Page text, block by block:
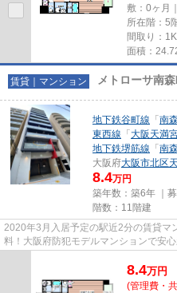
敷：0ヶ月
所在階：5
間取り：1K
面積：
賃貸｜マンション メトローサ南
地下鉄谷町線 「 南
東西線 「 大阪天満
地下鉄堺筋線 「 南
大阪府大阪市北区
8.4万円
築年数：築6年 ｜募
階数：11階建
2020年3月入居予定の駅近2分の賃貸マ
料！大阪府防犯モデルマンションで安心
8.4万円
(管理費・